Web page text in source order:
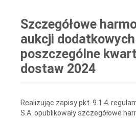
Szczegółowe
aukcji
poszczególne
dostaw 2024
Realizując zapisy pkt. 9.1.4.
S.A. opublikowały szczegółowe